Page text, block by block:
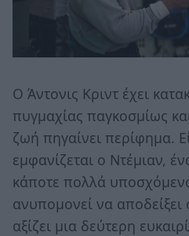
Ο Άντονις Κριντ έχει
πυγμαχίας παγκοσμίως
ζωή πηγαίνει περίφημα.
εμφανίζεται ο Ντέμιαν,
κάποτε πολλά
ανυπομονεί να αποδείξει
αξίζει μια δεύτερη